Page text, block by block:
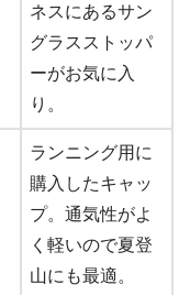
ネスにあるサン
グラスストッパ
ーがお気に入
り。
ランニング用に
購入したキャッ
プ。通気性がよ
く軽いので夏登
山にも最適。